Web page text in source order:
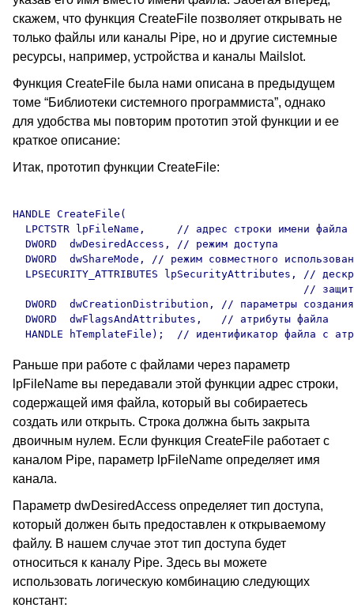
скажем, что функция CreateFile позволяет открывать не
только файлы или каналы Pipe, но и другие системные
ресурсы, например, устройства и каналы Mailslot.
Функция CreateFile была нами описана в предыдущем
томе “Библиотеки системного программиста”, однако
для удобства мы повторим прототип этой функции и ее
краткое описание:
Итак, прототип функции CreateFile:
HANDLE CreateFile(
  LPCTSTR lpFileName,     // адрес строки имени файла
  DWORD  dwDesiredAccess, // режим доступа
DWORD  dwShareMode, // режим совместного
LPSECURITY_ATTRIBUTES lpSecurityAttributes, //
//
DWORD  dwCreationDistribution, // параметры
  DWORD  dwFlagsAndAttributes,   // атрибуты файла
Раньше при работе с файлами через параметр
lpFileName вы передавали этой функции адрес строки,
содержащей имя файла, который вы собираетесь
создать или открыть. Строка должна быть закрыта
двоичным нулем. Если функция CreateFile работает с
каналом Pipe, параметр lpFileName определяет имя
канала.
Параметр dwDesiredAccess определяет тип доступа,
который должен быть предоставлен к открываемому
файлу. В нашем случае этот тип доступа будет
относиться к каналу Pipe. Здесь вы можете
использовать логическую комбинацию следующих
констант: